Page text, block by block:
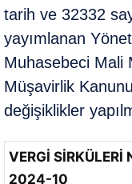
tarih ve 32332
yayımlanan
Muhasebeci Mali
Müşavirlik
değişiklikler
VERGİ SİRKÜLERİ
2024-10